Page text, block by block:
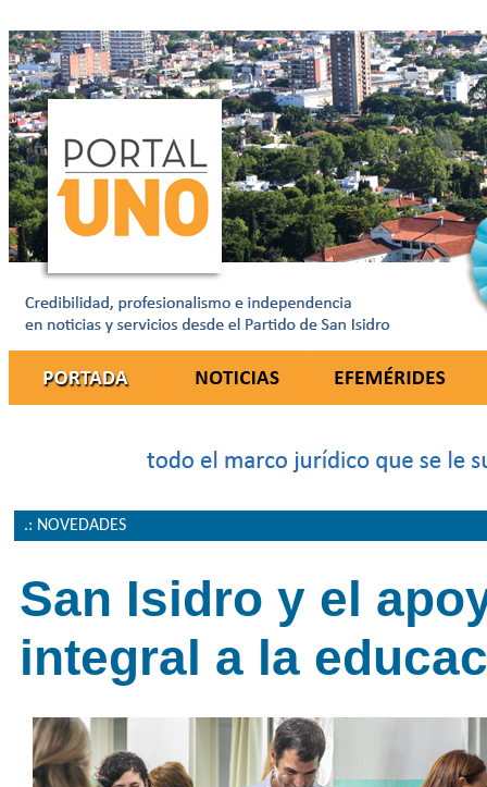
.: NOVEDADES
San Isidro y el
integral a la